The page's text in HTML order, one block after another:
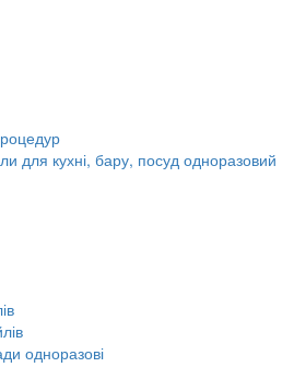
для кухні, бару, посуд одноразовий
одноразові